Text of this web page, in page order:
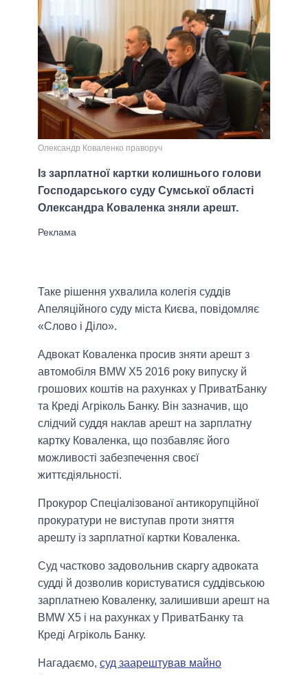
Олександр Коваленко праворуч
Із зарплатної картки колишнього голови
Господарського суду Сумської області
Олександра Коваленка зняли арешт.
Таке рішення ухвалила колегія суддів
Апеляційного суду міста Києва, повідомляє
«Слово і Діло».
Адвокат Коваленка просив зняти арешт з
автомобіля BMW X5 2016 року випуску й
грошових коштів на рахунках у ПриватБанку
та Креді Агріколь Банку. Він зазначив, що
слідчий суддя наклав арешт на зарплатну
картку Коваленка, що позбавляє його
можливості забезпечення своєї
життєдіяльності.
Прокурор Спеціалізованої антикорупційної
прокуратури не виступав проти зняття
арешту із зарплатної картки Коваленка.
Суд частково задовольнив скаргу адвоката
судді й дозволив користуватися суддівською
зарплатнею Коваленку, залишивши арешт на
BMW X5 і на рахунках у ПриватБанку та
Креді Агріколь Банку.
Нагадаємо, суд заарештував майно